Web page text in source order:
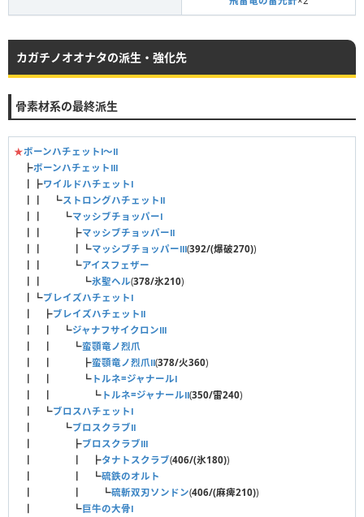
カガチノオオナタの派生・強化先
骨素材系の最終派生
★ボーンハチェットⅠ〜Ⅱ
┣ボーンハチェットⅢ
┃┣ワイルドハチェットⅠ
┃┃ ┗ストロングハチェットⅡ
┃┃ ┗マッシブチョッパーⅠ
┃┃ ┣マッシブチョッパーⅡ
┃┃ ┃┗マッシブチョッパーⅢ(392/(爆破270))
┃┃ ┗アイスフェザー
┃┃ ┗氷聖ヘル(378/氷210)
┃┗ブレイズハチェットⅠ
┃ ┣ブレイズハチェットⅡ
┃ ┃ ┗ジャナフサイクロンⅢ
┃ ┃ ┗蛮顎竜ノ烈爪
┃ ┃ ┣蛮顎竜ノ烈爪Ⅱ(378/火360)
┃ ┃ ┗ トルネ=ジャナールⅠ
┃ ┃ ┗ トルネ=ジャナールⅡ(350/雷240)
┃ ┗ブロスハチェットⅠ
┃ ┗ブロスクラブⅡ
┃ ┣ブロスクラブⅢ
┃ ┃ ┣タナトスクラブ(406/(氷180))
┃ ┃ ┗硫鉄のオルト
┃ ┃ ┗硫斬双刃ソンドン(406/(麻痺210))
┃ ┗巨牛の大骨Ⅰ